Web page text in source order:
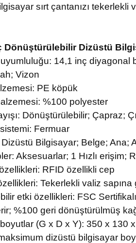
sırt çantanızı
Dönüştürülebilir Dizüstü
uyumluluğu: 14,1 inç
Vizon
PE köpük
%100 polyester
Dönüştürülebilir; Çapraz;
Fermuar
Bilgisayar; Belge; Ana;
Aksesuarlar; 1 Hızlı erişim;
RFID özellikli cep
Tekerlekli valiz
etki özellikleri: FSC
%100 geri dönüştürülmüş
(G x D x Y): 350 x 130
dizüstü bilgisayar